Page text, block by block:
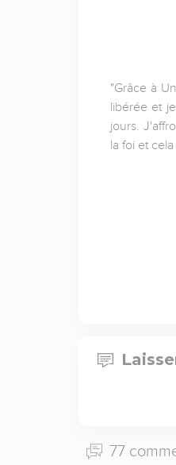
"Grâce à
libérée et
jours.
la foi et
77